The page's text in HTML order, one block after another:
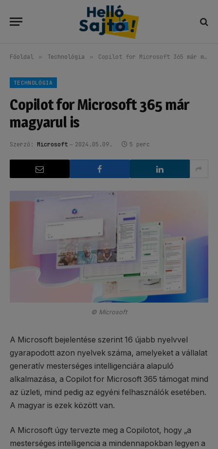
Főoldal » Technológia » Copilot for Microsoft 365 már magyarul is
TECHNOLÓGIA
Copilot for Microsoft 365 már
magyarul is
Szerző: Microsoft 2024.05.09. 5 perc
© Microsoft
A Microsoft bejelentése szerint 16 újabb nyelvvel
gyarapodott azon nyelvek száma, amelyeket a vállalat
generatív mesterséges intelligenciára alapuló
alkalmazása, a Copilot for Microsoft 365 támogat mind
az üzleti, mind pedig az egyéni felhasználók esetében.
A magyar is ezek között van.
A Microsoft úgy tervezte meg a Copilotot, hogy „a
mesterséges intelligencia a mindennapokban legyen a